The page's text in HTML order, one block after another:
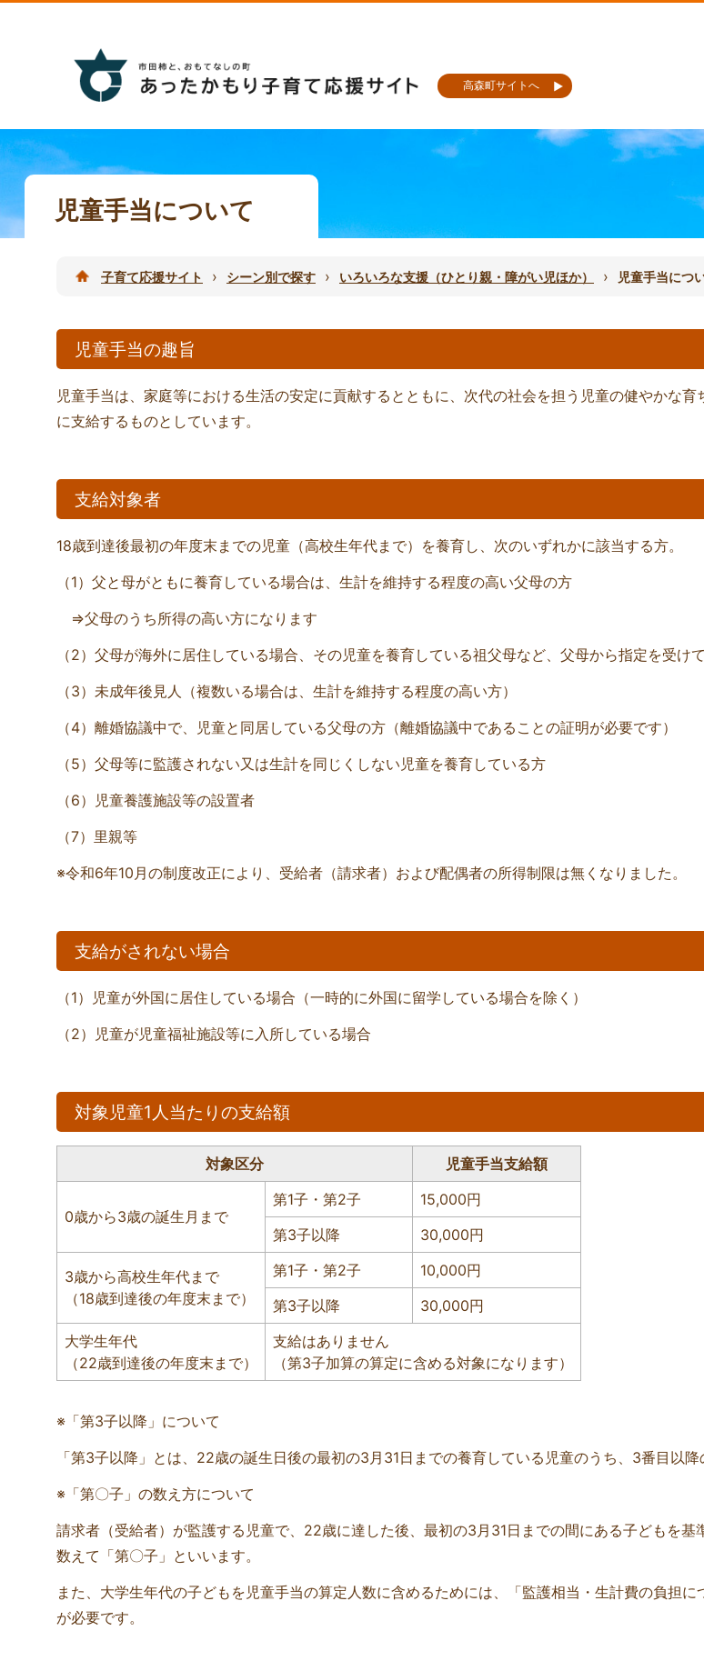
高森町サイトへ
児童手当について
子育て応援サイト › シーン別で探す › いろいろな支援（ひとり親・障がい児ほか） › 児童手当につ
児童手当の趣旨
児童手当は、家庭等における生活の安定に貢献するとともに、次代の社会を担う児童の健やかな育
に支給するものとしています。
支給対象者
18歳到達後最初の年度末までの児童（高校生年代まで）を養育し、次のいずれかに該当する方。
（1）父と母がともに養育している場合は、生計を維持する程度の高い父母の方
⇒父母のうち所得の高い方になります
（2）父母が海外に居住している場合、その児童を養育している祖父母など、父母から指定を受け
（3）未成年後見人（複数いる場合は、生計を維持する程度の高い方）
（4）離婚協議中で、児童と同居している父母の方（離婚協議中であることの証明が必要です）
（5）父母等に監護されない又は生計を同じくしない児童を養育している方
（6）児童養護施設等の設置者
（7）里親等
※令和6年10月の制度改正により、受給者（請求者）および配偶者の所得制限は無くなりました。
支給がされない場合
（1）児童が外国に居住している場合（一時的に外国に留学している場合を除く）
（2）児童が児童福祉施設等に入所している場合
対象児童1人当たりの支給額
対象区分 児童手当支給額
0歳から3歳の誕生月まで
第1子・第2子
15,000円
第3子以降
30,000円
3歳から高校生年代まで
（18歳到達後の年度末まで）
第1子・第2子
10,000円
第3子以降
30,000円
大学生年代
（22歳到達後の年度末まで）
支給はありません
（第3子加算の算定に含める対象になります）
※「第3子以降」について
「第3子以降」とは、22歳の誕生日後の最初の3月31日までの養育している児童のうち、3番目以降
※「第〇子」の数え方について
請求者（受給者）が監護する児童で、22歳に達した後、最初の3月31日までの間にある子どもを基
数えて「第〇子」といいます。
また、大学生年代の子どもを児童手当の算定人数に含めるためには、「監護相当・生計費の負担に
が必要です。